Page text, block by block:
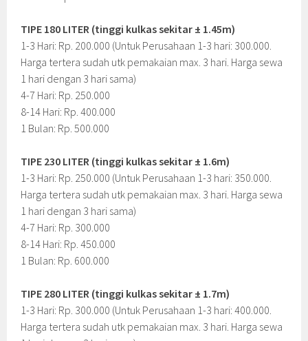
TIPE 180 LITER (tinggi kulkas sekitar ± 1.45m)
1-3 Hari: Rp. 200.000 (Untuk Perusahaan 1-3 hari: 300.000.
Harga tertera sudah utk pemakaian max. 3 hari. Harga sewa
1 hari dengan 3 hari sama)
4-7 Hari: Rp. 250.000
8-14 Hari: Rp. 400.000
1 Bulan: Rp. 500.000
TIPE 230 LITER (tinggi kulkas sekitar ± 1.6m)
1-3 Hari: Rp. 250.000 (Untuk Perusahaan 1-3 hari: 350.000.
Harga tertera sudah utk pemakaian max. 3 hari. Harga sewa
1 hari dengan 3 hari sama)
4-7 Hari: Rp. 300.000
8-14 Hari: Rp. 450.000
1 Bulan: Rp. 600.000
TIPE 280 LITER (tinggi kulkas sekitar ± 1.7m)
1-3 Hari: Rp. 300.000 (Untuk Perusahaan 1-3 hari: 400.000.
Harga tertera sudah utk pemakaian max. 3 hari. Harga sewa